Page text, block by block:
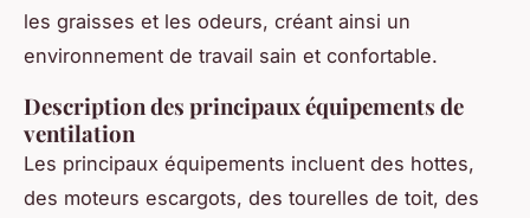
les graisses et les odeurs, créant ainsi un
environnement de travail sain et confortable.
Description des principaux équipements de
ventilation
Les principaux équipements incluent des hottes,
des moteurs escargots, des tourelles de toit, des